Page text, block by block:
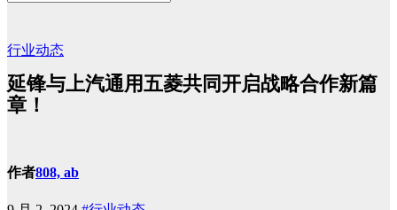
行业动态
延锋与上汽通用五菱共同开启战略合作新篇
章！
作者808, ab